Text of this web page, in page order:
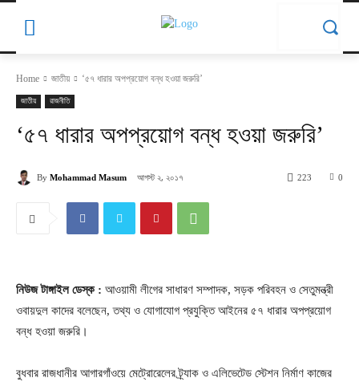
Home জাতীয় ‘৫৭ ধারার অপপ্রয়োগ বন্ধ হওয়া জরুরি’
জাতীয় রাজনীতি
‘৫৭ ধারার অপপ্রয়োগ বন্ধ হওয়া জরুরি’
By Mohammad Masum আগস্ট ২, ২০১৭ 0
223
নিউজ টাঙ্গাইল ডেস্ক : আওয়ামী লীগের সাধারণ সম্পাদক, সড়ক পরিবহন ও সেতুমন্ত্রী
ওবায়দুল কাদের বলেছেন, তথ্য ও যোগাযোগ প্রযুক্তি আইনের ৫৭ ধারার অপপ্রয়োগ
বন্ধ হওয়া জরুরি।
বুধবার রাজধানীর আগারগাঁওয়ে মেট্রোরেলের ট্র্যাক ও এলিভেটেড স্টেশন নির্মাণ কাজের